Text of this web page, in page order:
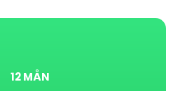
12 MÅN